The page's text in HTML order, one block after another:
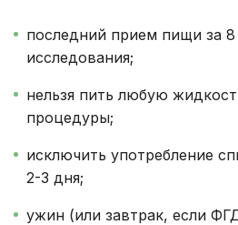
последний прием пищи за
исследования;
нельзя пить любую
процедуры;
исключить употребление
2-3 дня;
ужин (или завтрак, если